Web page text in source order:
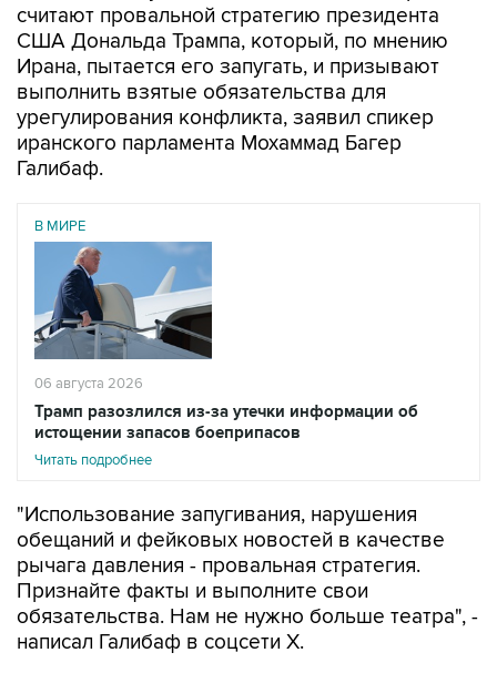
считают провальной стратегию президента
США Дональда Трампа, который, по мнению
Ирана, пытается его запугать, и призывают
выполнить взятые обязательства для
урегулирования конфликта, заявил спикер
иранского парламента Мохаммад Багер
Галибаф.
В МИРЕ
06 августа 2026
Трамп разозлился из-за утечки информации об
истощении запасов боеприпасов
Читать подробнее
"Использование запугивания, нарушения
обещаний и фейковых новостей в качестве
рычага давления - провальная стратегия.
Признайте факты и выполните свои
обязательства. Нам не нужно больше театра", -
написал Галибаф в соцсети X.